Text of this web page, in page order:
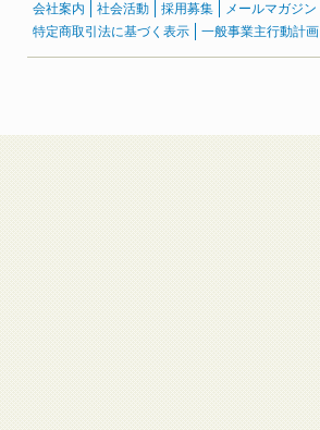
会社案内 社会活動 採用募集 メールマガジン
特定商取引法に基づく表示
一般事業主行動計画